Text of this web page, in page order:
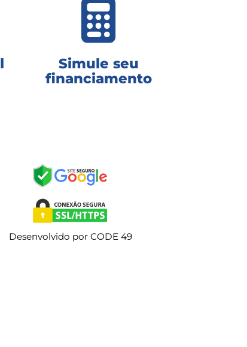
Simule seu
financiamento
Desenvolvido por CODE 49